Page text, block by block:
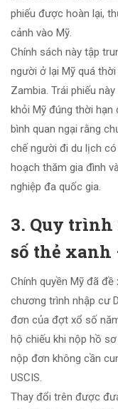
phiếu được hoàn lại,
cảnh vào Mỹ.
Chính sách này tập
người ở lại Mỹ quá
Zambia. Trái phiếu
khỏi Mỹ đúng thời hạn
bình quan ngại rằng
chế người đi du lịch
hoạch thăm gia đình
nghiệp đa quốc gia.
3. Quy
số thẻ xanh
Chính quyền Mỹ đã
chương trình nhập cư
đơn của đợt xổ số
hộ chiếu khi nộp hồ
nộp đơn không cần
USCIS.
Thay đổi trên được